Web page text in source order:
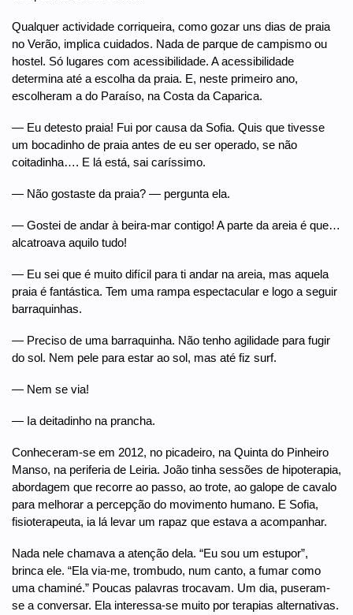
Qualquer actividade corriqueira, como gozar uns dias de praia
no Verão, implica cuidados. Nada de parque de campismo ou
hostel. Só lugares com acessibilidade. A acessibilidade
determina até a escolha da praia. E, neste primeiro ano,
escolheram a do Paraíso, na Costa da Caparica.
— Eu detesto praia! Fui por causa da Sofia. Quis que tivesse
um bocadinho de praia antes de eu ser operado, se não
coitadinha…. E lá está, sai caríssimo.
— Não gostaste da praia? — pergunta ela.
— Gostei de andar à beira-mar contigo! A parte da areia é que…
alcatroava aquilo tudo!
— Eu sei que é muito difícil para ti andar na areia, mas aquela
praia é fantástica. Tem uma rampa espectacular e logo a seguir
barraquinhas.
— Preciso de uma barraquinha. Não tenho agilidade para fugir
do sol. Nem pele para estar ao sol, mas até fiz surf.
— Nem se via!
— Ia deitadinho na prancha.
Conheceram-se em 2012, no picadeiro, na Quinta do Pinheiro
Manso, na periferia de Leiria. João tinha sessões de hipoterapia,
abordagem que recorre ao passo, ao trote, ao galope de cavalo
para melhorar a percepção do movimento humano. E Sofia,
fisioterapeuta, ia lá levar um rapaz que estava a acompanhar.
Nada nele chamava a atenção dela. “Eu sou um estupor”,
brinca ele. “Ela via-me, trombudo, num canto, a fumar como
uma chaminé.” Poucas palavras trocavam. Um dia, puseram-
se a conversar. Ela interessa-se muito por terapias alternativas.